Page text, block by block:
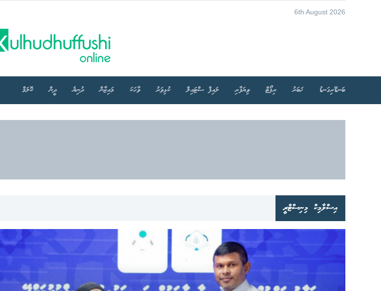
6th August 2026
ބަނޑޭރިގަނޑު ޚަބަރު ރިޕޯޓް ވިޔަފާރި ލައިފް ސްޓައިލް ކުޅިވަރު ވާހަކަ މައިޒާން ދުނިޔެ ދީން ކޮލަމް
އިސްލާމިކް މިނިސްޓްރީ